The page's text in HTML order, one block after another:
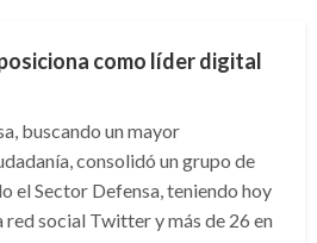
como líder digital
buscando un mayor
consolidó un grupo de
el Sector Defensa, teniendo hoy
red social Twitter y más de 26 en